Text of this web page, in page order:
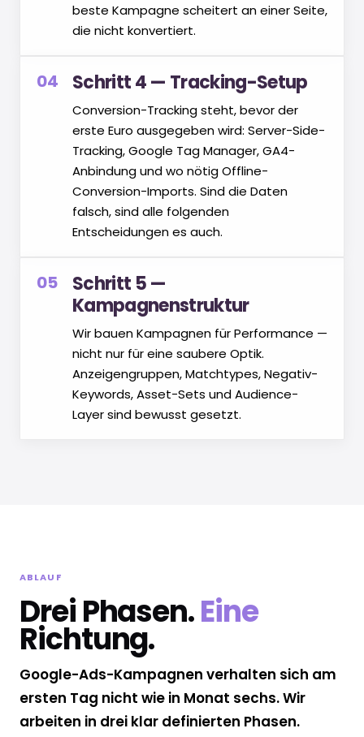
beste Kampagne scheitert an einer Seite,
die nicht konvertiert.
04 Schritt 4 — Tracking-Setup
Conversion-Tracking steht, bevor der
erste Euro ausgegeben wird: Server-Side-
Tracking, Google Tag Manager, GA4-
Anbindung und wo nötig Offline-
Conversion-Imports. Sind die Daten
falsch, sind alle folgenden
Entscheidungen es auch.
05
Schritt 5 —
Kampagnenstruktur
Wir bauen Kampagnen für Performance —
nicht nur für eine saubere Optik.
Anzeigengruppen, Matchtypes, Negativ-
Keywords, Asset-Sets und Audience-
Layer sind bewusst gesetzt.
ABLAUF
Drei Phasen.Eine
Richtung.
Google-Ads-Kampagnen verhalten sich am
ersten Tag nicht wie in Monat sechs. Wir
arbeiten in drei klar definierten Phasen.